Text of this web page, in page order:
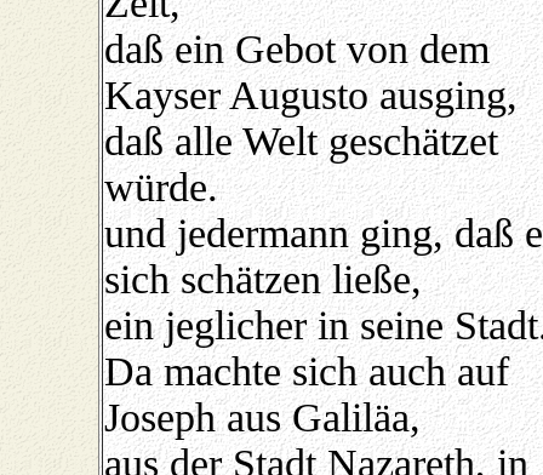
daß ein Gebot von dem
Kayser Augusto ausging,
daß alle Welt geschätzet
würde.
und jedermann ging, daß
sich schätzen ließe,
ein jeglicher in seine
Da machte sich auch auf
Joseph aus Galiläa,
aus der Stadt Nazareth, in